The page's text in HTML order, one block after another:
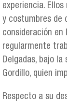
experiencia.
y costumbres de
consideración en
regularmente
Delgadas, bajo la
Gordillo, quien
Respecto a su